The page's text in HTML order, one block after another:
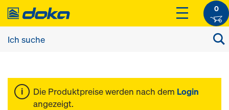
0
Die Produktpreise werden nach dem Login
angezeigt.